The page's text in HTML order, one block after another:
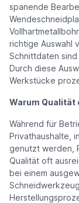
spanende
richtige Auswahl
Schnittdaten
Durch diese
Werkstücke
Warum Qualität
Während für
Privathaushalte,
genutzt werden,
Qualität oft
bei einem